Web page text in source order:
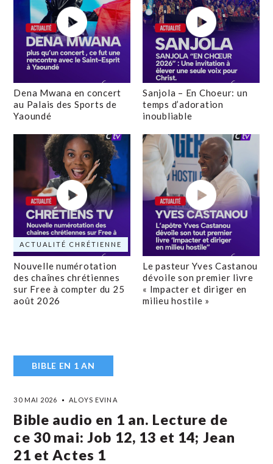
Dena Mwana en concert
au Palais des Sports de
Yaoundé
Sanjola – En Choeur: un
temps d’adoration
inoubliable
ACTUALITÉ CHRÉTIENNE
Nouvelle numérotation
des chaînes chrétiennes
sur Free à compter du 25
août 2026
Le pasteur Yves Castanou
dévoile son premier livre
« Impacter et diriger en
milieu hostile »
BIBLE EN 1 AN
30 MAI 2026 ALOYS EVINA
Bible audio en 1 an. Lecture de
ce 30 mai: Job 12, 13 et 14; Jean
21 et Actes 1